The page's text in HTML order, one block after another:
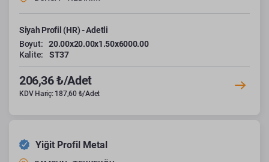
Siyah Profil (HR) - Adetli
Boyut:
20.00x20.00x1.50x6000.00
Kalite:
ST37
206,36 ₺/Adet
KDV Hariç: 187,60 ₺/Adet
Yiğit Profil Metal